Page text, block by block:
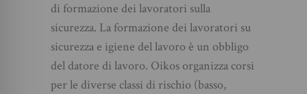
di formazione dei lavoratori sulla
sicurezza. La formazione dei lavoratori su
sicurezza e igiene del lavoro è un obbligo
del datore di lavoro. Oikos organizza corsi
per le diverse classi di rischio (basso,